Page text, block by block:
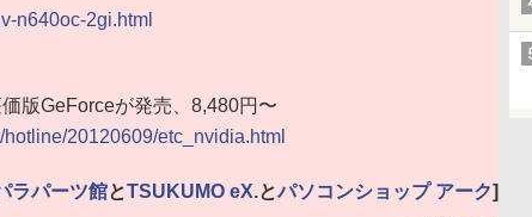
n640oc-2gi.html
版GeForceが発売、8,480円〜
20120609/etc_nvidia.html
ラパーツ館とTSUKUMO eX.とパソコンショップ アーク]